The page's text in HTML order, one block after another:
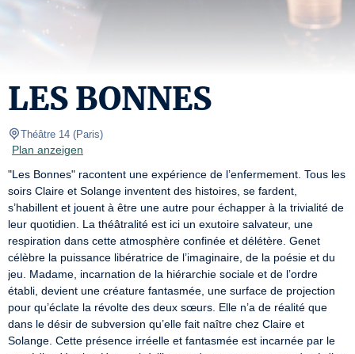
LES BONNES
Théâtre 14 (Paris)
Plan anzeigen
"Les Bonnes" racontent une expérience de l’enfermement. Tous les
soirs Claire et Solange inventent des histoires, se fardent,
s’habillent et jouent à être une autre pour échapper à la trivialité de
leur quotidien. La théâtralité est ici un exutoire salvateur, une
respiration dans cette atmosphère confinée et délétère. Genet
célèbre la puissance libératrice de l’imaginaire, de la poésie et du
jeu. Madame, incarnation de la hiérarchie sociale et de l’ordre
établi, devient une créature fantasmée, une surface de projection
pour qu’éclate la révolte des deux sœurs. Elle n’a de réalité que
dans le désir de subversion qu’elle fait naître chez Claire et
Solange. Cette présence irréelle et fantasmée est incarnée par le